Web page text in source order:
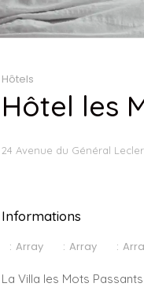
Hôtels
Hôtel les
24 Avenue du Général
Informations
: Array : Array :
La Villa les Mots